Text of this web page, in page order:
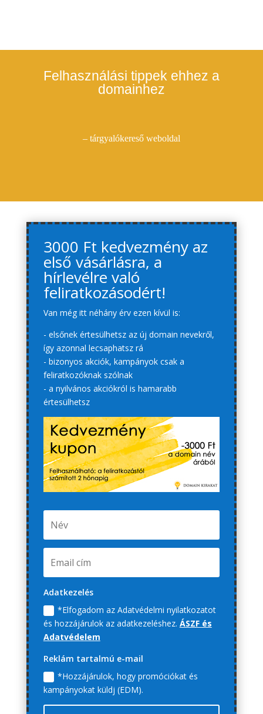
Felhasználási tippek ehhez a
domainhez
– tárgyalókereső weboldal
3000 Ft kedvezmény az
első vásárlásra, a
hírlevélre való
feliratkozásodért!
Van még itt néhány érv ezen kívül is:
- elsőnek értesülhetsz az új domain nevekről,
így azonnal lecsaphatsz rá
- bizonyos akciók, kampányok csak a
feliratkozóknak szólnak
- a nyilvános akciókról is hamarabb
értesülhetsz
Adatkezelés
*Elfogadom az Adatvédelmi nyilatkozatot
és hozzájárulok az adatkezeléshez. ÁSZF és
Adatvédelem
Reklám tartalmú e-mail
*Hozzájárulok, hogy promóciókat és
kampányokat küldj (EDM).